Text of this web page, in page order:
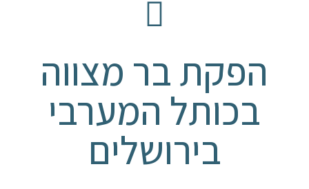
הפקת בר מצווה
בכותל המערבי
בירושלים